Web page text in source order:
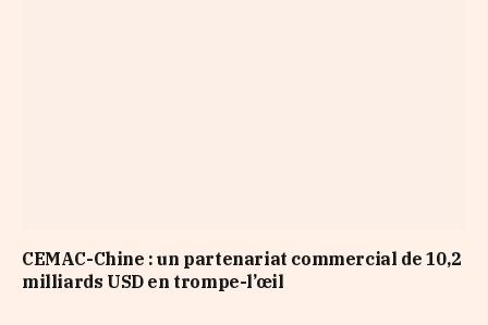
CEMAC-Chine : un partenariat commercial de 10,2
milliards USD en trompe-l’œil